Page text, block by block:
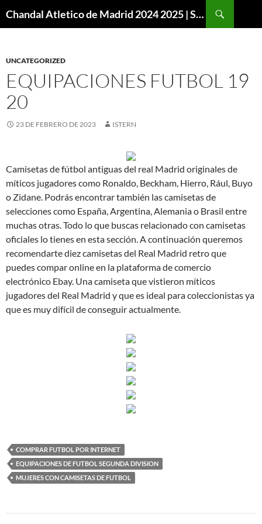
Chandal Atletico de Madrid 2024 2025 | SuperVigo
UNCATEGORIZED
EQUIPACIONES FUTBOL 19
20
23 DE FEBRERO DE 2023 ISTERN
Camisetas de fútbol antiguas del real Madrid originales de
míticos jugadores como Ronaldo, Beckham, Hierro, Rául, Buyo
o Zidane. Podrás encontrar también las camisetas de
selecciones como España, Argentina, Alemania o Brasil entre
muchas otras. Todo lo que buscas relacionado con camisetas
oficiales lo tienes en esta sección. A continuación queremos
recomendarte diez camisetas del Real Madrid retro que
puedes compar online en la plataforma de comercio
electrónico Ebay. Una camiseta que vistieron míticos
jugadores del Real Madrid y que es ideal para coleccionistas ya
que es muy difícil de conseguir actualmente.
COMPRAR FUTBOL POR INTERNET
EQUIPACIONES DE FUTBOL SEGUNDA DIVISION
MUJERES CON CAMISETAS DE FUTBOL